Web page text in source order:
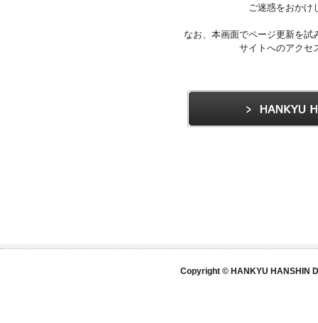
ご迷惑をおかけ
なお、本画面でページ更新を
サイトへのアクセ
Copyright © HANKYU HANSHIN